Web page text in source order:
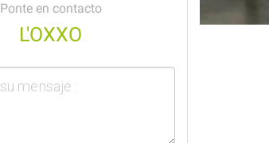
Ponte en contacto
L'OXXO